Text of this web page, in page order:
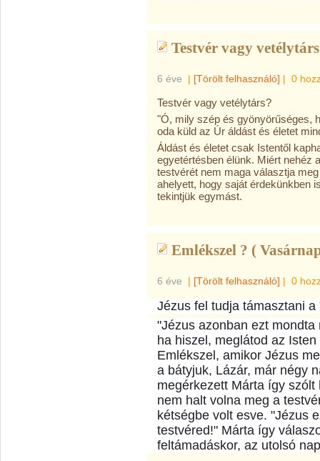
Testvér vagy
6 éve | [Törölt felhasználó] | 0
Testvér vagy vetélytárs?
"Ó, mily szép és gyönyörűséges,
oda küld az Úr áldást és életet
Áldást és életet csak Istentől
egyetértésben élünk. Miért nehéz
testvérét nem maga választja
ahelyett, hogy saját érdekünkben
tekintjük egymást.
Emlékszel ? (
6 éve | [Törölt felhasználó] | 0
Jézus fel tudja támasztani
"Jézus azonban ezt
ha hiszel, meglátod az
Emlékszel, amikor Jézus
a bátyjuk, Lázár, már négy
megérkezett Márta így
nem halt volna meg a
kétségbe volt esve. "Jézus
testvéred!" Márta így
feltámadáskor, az utolsó